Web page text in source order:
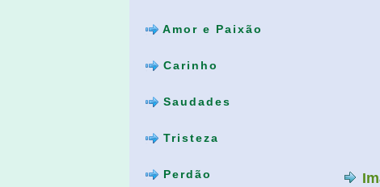
Amor e Paixão
Carinho
Saudades
Tristeza
Perdão